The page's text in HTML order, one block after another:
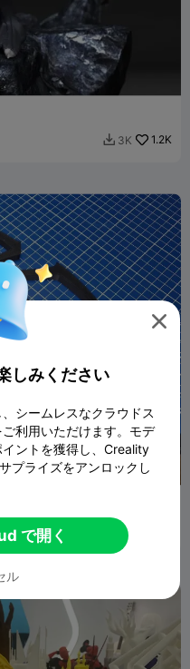
 3K 1.2K
1.5K

しみください
シームレスなクラウドス
利用いただけます。モデ
ントを獲得し、Creality
プライズをアンロックし
で開く
ル